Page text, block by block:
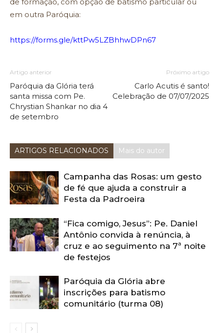
em outra Paróquia:
https://forms.gle/kttPw5LZBhhwDPn67
Artigo anterior
Paróquia da Glória terá
santa missa com Pe.
Chrystian Shankar no dia 4
de setembro
Próximo artigo
Carlo Acutis é santo!
Celebração de 07/07/2025
ARTIGOS RELACIONADOS Mais do autor
Campanha das Rosas: um gesto
de fé que ajuda a construir a
Festa da Padroeira
“Fica comigo, Jesus”: Pe. Daniel
Antônio convida à renúncia, à
cruz e ao seguimento na 7ª noite
de festejos
Paróquia da Glória abre
inscrições para batismo
comunitário (turma 08)